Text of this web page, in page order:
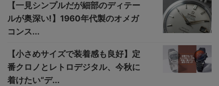
【一見シンプルだが細部のディテー
ルが奥深い!】1960年代製のオメガ
コンス...
【小さめサイズで装着感も良好】定
番クロノとレトロデジタル、今秋に
着けたい“デ...